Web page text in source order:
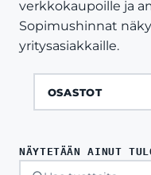
verkkokaupoille ja
Sopimushinnat
yritysasiakkaille.
OSASTOT
NÄYTETÄÄN AINUT